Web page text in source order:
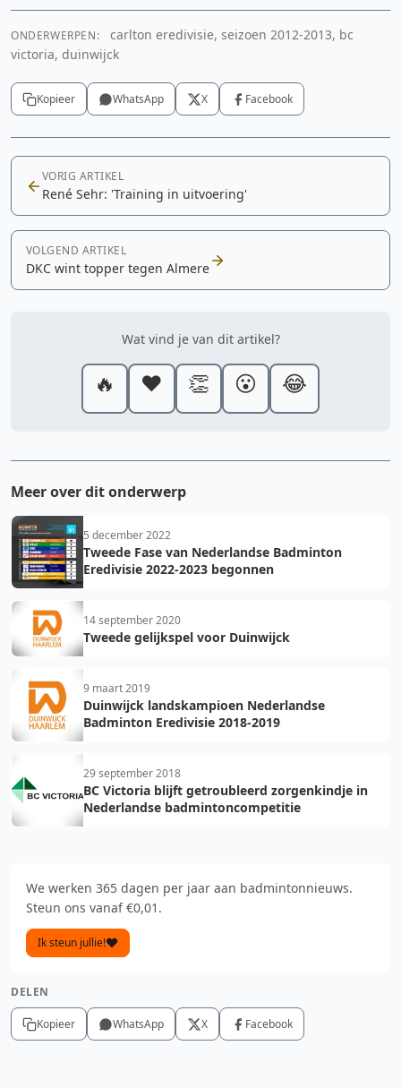
ONDERWERPEN:
carlton eredivisie, seizoen 2012-2013, bc
victoria, duinwijck
Kopieer WhatsApp X Facebook
VORIG ARTIKEL
René Sehr: 'Training in uitvoering'
VOLGEND ARTIKEL
DKC wint topper tegen Almere
Wat vind je van dit artikel?
🔥 ❤️ 👏 😮 😂
Meer over dit onderwerp
5 december 2022
Tweede Fase van Nederlandse Badminton
Eredivisie 2022-2023 begonnen
14 september 2020
Tweede gelijkspel voor Duinwijck
9 maart 2019
Duinwijck landskampioen Nederlandse
Badminton Eredivisie 2018-2019
29 september 2018
BC Victoria blijft getroubleerd zorgenkindje in
Nederlandse badmintoncompetitie
We werken 365 dagen per jaar aan badmintonnieuws.
Steun ons vanaf €0,01.
Ik steun jullie!
DELEN
Kopieer WhatsApp X Facebook